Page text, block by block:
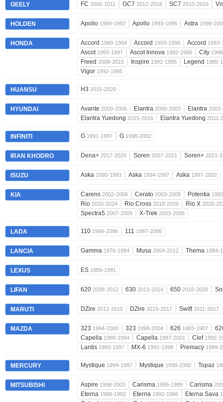
GEELY FC 2006-2011 GC7 2012-2016 SC7 2010-2016
HOLDEN Apollo 1989-1992 Apollo 1993-1996 Astra 1998-
HONDA Accord 1989-1994 Accord 1993-1998 Accord 1993-
Ascot 1993-1997 Ascot Innova 1992-1996 City
Freed 2008-2015 Inspire 1992-1995 Legend 1985-
Vigor 1992-1995
HUANSU H3 2015-2020
HYUNDAI Avante 2000-2006 Elantra 2000-2003 Elantra
Elantra Yuedong 2015-2016 Elantra Yuedong 2011-
INFINITI G 1991-1997 G 1998-2002
IRAN KHODRO Dena+ 2017-2025 Soren 2007-2021 Soren+ 2021-
ISUZU Aska 1990-1993 Aska 1994-1997 Aska 1997-2002
KIA Carens 2002-2006 Cerato 2003-2008 Potentia
Rio 2020-2024 Rio Cross 2018-2020 Rio X 2020-
Spectra5 2007-2009 X-Trek 2003-2006
LADA 110 1996-2006 111 1997-2006
LANCIA Gamma 1976-1984 Musa 2004-2012 Thema 1984-
LEXUS ES 1989-1991
LIFAN 620 2008-2012 630 2013-2014 650 2016-2020
MARUTI DZire 2012-2015 DZire 2015-2017 Swift2011-2017
MAZDA 323 1994-2000 323 1998-2004 626 1983-1987
Capella 1989-1994 Capella 1997-2001 Clef 1992-
Lantis 1993-1997 MX-6 1992-1998 Premacy 1999-
MERCURY Mystique 1994-1997 Mystique 1998-2000 Topaz
MITSUBISHI Aspire 1998-2003 Carisma 1995-1999 Carisma
Eterna 1988-1992 Eterna 1992-1996 Eterna Sava